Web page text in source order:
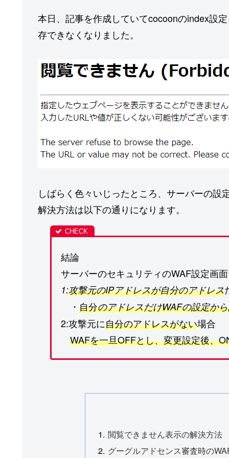
本日、記事を作成していてcocoonのindex設
存できなくなりました。
しばらく色々いじったところ、サーバーの
解決方法は以下の通りになります。
結論
サーバーのセキュリティのWAF設定画
1:攻撃元のIPアドレスが自分のアドレス
・ 自分のアドレスだけWAFの設定か
2:攻撃元に自分のアドレスがない場合
WAFを一旦OFFとし、変更設定後、
閲覧できません表示の解決方法
グーグルアドセンス審査時の